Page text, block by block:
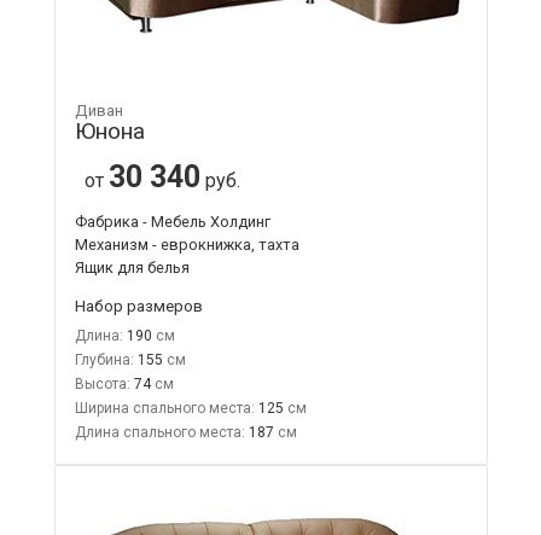
Диван
Юнона
от 30 340 руб.
Фабрика - Мебель Холдинг
Механизм - еврокнижка, тахта
Ящик для белья
Набор размеров
Длина: 190
Глубина: 155
Высота: 74
Ширина спального места: 125
Длина спального места: 187